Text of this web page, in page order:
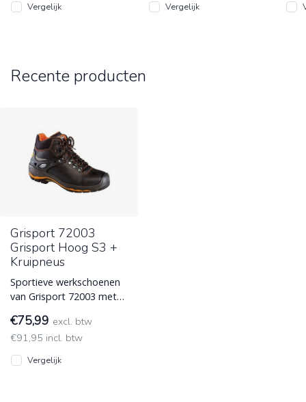
Vergelijk Vergelijk
Recente producten
Grisport 72003
Grisport Hoog S3 +
Kruipneus
Sportieve werkschoenen
van Grisport 72003 met
en beschikt over een zool
die
€75,99 excl. btw
€91,95 incl. btw
Vergelijk